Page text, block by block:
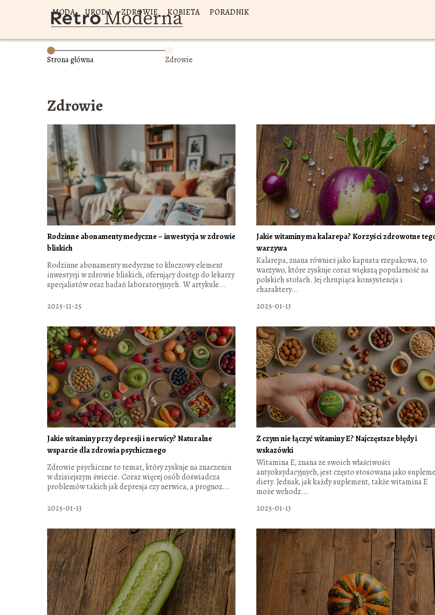
MODA URODA ZDROWIE KOBIETA PORADNIK
Strona główna Zdrowie
Zdrowie
Rodzinne abonamenty medyczne – inwestycja w zdrowie
bliskich
Rodzinne abonamenty medyczne to kluczowy element
inwestycji w zdrowie bliskich, oferujący dostęp do lekarzy
specjalistów oraz badań laboratoryjnych. W artykule...
2025-11-25
Jakie witaminy ma kalarepa? Korzyści zdrowotne
warzywa
Kalarepa, znana również jako kapusta rzepakowa, to
warzywo, które zyskuje coraz większą popularność na
polskich stołach. Jej chrupiąca konsystencja i
charaktery...
2025-01-13
Jakie witaminy przy depresji i nerwicy? Naturalne
wsparcie dla zdrowia psychicznego
Zdrowie psychiczne to temat, który zyskuje na znaczeniu
w dzisiejszym świecie. Coraz więcej osób doświadcza
problemów takich jak depresja czy nerwica, a prognoz...
2025-01-13
Z czym nie łączyć witaminy E? Najczęstsze błędy i
wskazówki
Witamina E, znana ze swoich właściwości
antyoksydacyjnych, jest często stosowana jako
diety. Jednak, jak każdy suplement, także witamina E
może wchodz...
2025-01-13